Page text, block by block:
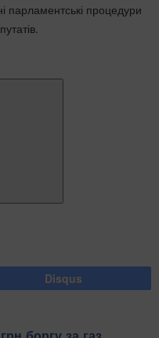
парламентські процедури
Disqus